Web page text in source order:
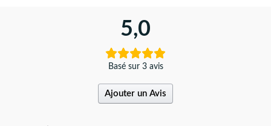
5,0
Basé sur 3 avis
Ajouter un Avis